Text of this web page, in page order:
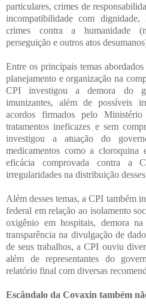
particulares, crimes de
incompatibilidade com
crimes contra a humanidade
perseguição e outros atos
Entre os principais temas
planejamento e organização na
CPI investigou a demora do
imunizantes, além de possíveis
acordos firmados pelo
tratamentos ineficazes e sem
investigou a atuação do
medicamentos como a
eficácia comprovada contra a
irregularidades na distribuição
Além desses temas, a CPI também
federal em relação ao isolamento
oxigênio em hospitais, demora
transparência na divulgação de
de seus trabalhos, a CPI ouviu
além de representantes do
relatório final com diversas
Escândalo da Covaxin também